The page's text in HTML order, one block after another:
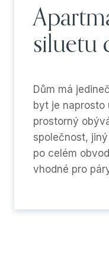
siluetu
Dům má
byt je naprosto
prostorný
společnost,
po celém
vhodné pro